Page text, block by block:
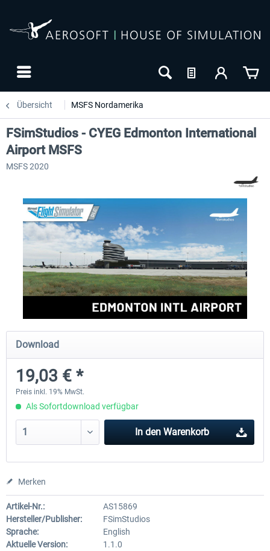
Übersicht MSFS Nordamerika
FSDG - Grönland Kulusuk MSFS Aerosoft Airport
FSimStudios - CYEG Edmonton International
Airport MSFS
MSFS 2020
Download
19,03 € *
Preis inkl. 19% MwSt.
Als Sofortdownload verfügbar
In den Warenkorb
Merken
Artikel-Nr.:
AS15869
Hersteller/Publisher:
FSimStudios
Sprache:
English
Aktuelle Version:
1.1.0